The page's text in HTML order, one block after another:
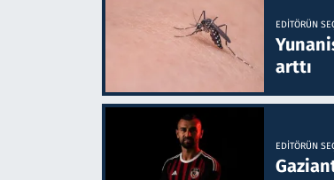
EDITÖRÜN
arttı
EDITÖRÜN